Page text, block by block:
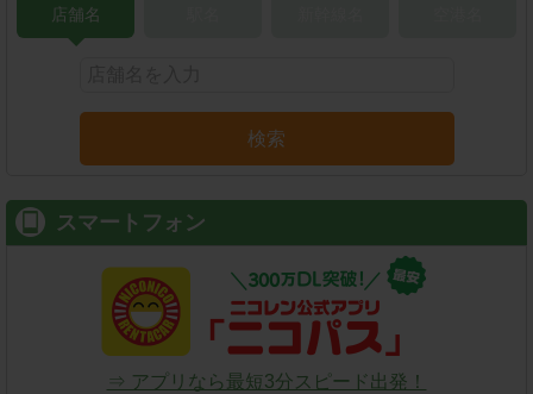
店舗名
検索
スマートフォン
⇒ アプリなら最短3分スピード出発！